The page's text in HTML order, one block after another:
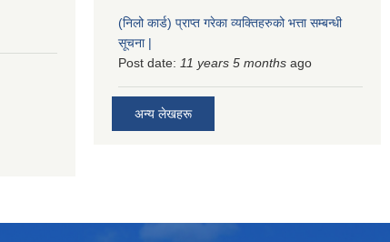
(निलो कार्ड) प्राप्त गरेका व्यक्तिहरुको भत्ता सम्बन्धी
सूचना |
Post date: 11 years 5 months ago
अन्य लेखहरू